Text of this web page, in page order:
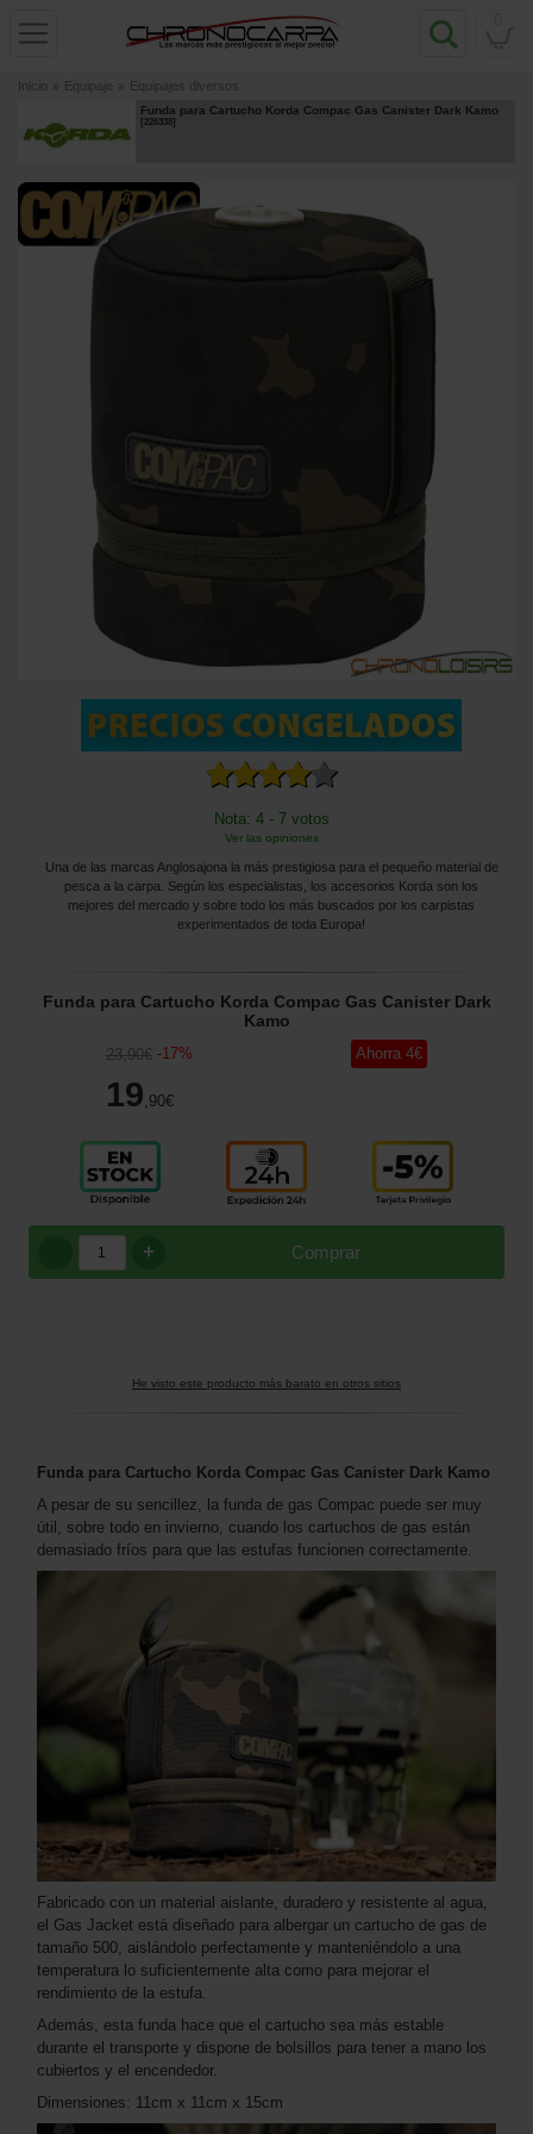
Inicio » Equipaje » Equipajes diversos
Funda para Cartucho Korda Compac Gas Canister Dark Kamo
[226338]
Nota: 4 - 7 votos
Ver las opiniones
Una de las marcas Anglosajona la más prestigiosa para el pequeño material de
pesca a la carpa. Según los especialistas, los accesorios Korda son los
mejores del mercado y sobre todo los más buscados por los carpistas
experimentados de toda Europa!
Funda para Cartucho Korda Compac Gas Canister Dark
Kamo
23,90€ -17%
19 ,90€
Ahorra 4€
Comprar
+
He visto este producto más barato en otros sitios
Funda para Cartucho Korda Compac Gas Canister Dark Kamo
A pesar de su sencillez, la funda de gas Compac puede ser muy
útil, sobre todo en invierno, cuando los cartuchos de gas están
demasiado fríos para que las estufas funcionen correctamente.
Fabricado con un material aislante, duradero y resistente al agua,
el Gas Jacket está diseñado para albergar un cartucho de gas de
tamaño 500, aislándolo perfectamente y manteniéndolo a una
temperatura lo suficientemente alta como para mejorar el
rendimiento de la estufa.
Además, esta funda hace que el cartucho sea más estable
durante el transporte y dispone de bolsillos para tener a mano los
cubiertos y el encendedor.
Dimensiones: 11cm x 11cm x 15cm